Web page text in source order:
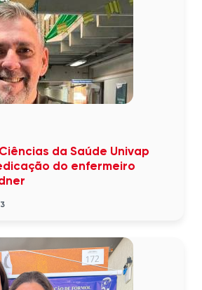
da Saúde Univap
do enfermeiro